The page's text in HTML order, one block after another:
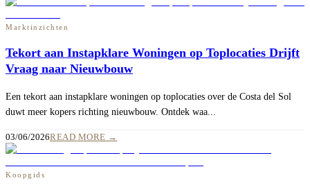
Marktinzichten
Tekort aan Instapklare Woningen op Toplocaties Drijft
Vraag naar Nieuwbouw
Een tekort aan instapklare woningen op toplocaties over de Costa del Sol
duwt meer kopers richting nieuwbouw. Ontdek waa...
03/06/2026READ MORE →
Koopgids